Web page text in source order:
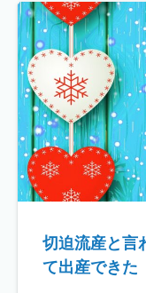
切迫流産と言
て出産できた